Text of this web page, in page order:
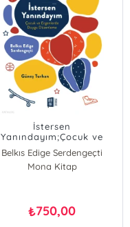
İstersen
Yanındayım;Çocuk ve
Ergenlerde Duygu
Düzenleme
Belkıs Edige Serdengeçti
Güneş Turhan
Mona Kitap
₺750,00